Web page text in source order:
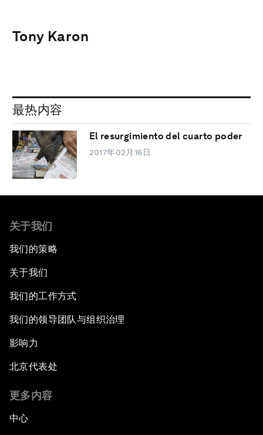
Tony Karon
最热内容
El resurgimiento del cuarto poder
2017年02月16日
关于我们
我们的策略
关于我们
我们的工作方式
我们的领导团队与组织治理
影响力
北京代表处
更多内容
中心